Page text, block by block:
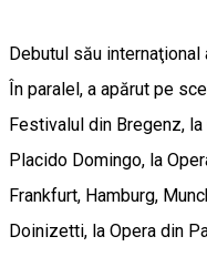
Debutul său
În paralel, a apărut pe
Festivalul din Bregenz,
Placido Domingo, la
Frankfurt, Hamburg,
Doinizetti, la Opera din